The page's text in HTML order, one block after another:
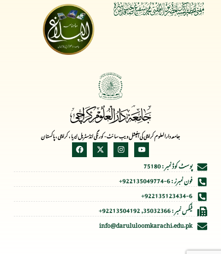
جامعہ دارالعلوم کراچی کی آفیشل ویب سائٹ- کورنگی انڈسٹریل ایریا ، کراچی ، پاکستان
پوسٹ کوڈ نمبر : 75180
فون نمبرز : 6-922135049774+
922135123434-6+
فیکس نمبر : 35032366, 92213504192+
info@darululoomkarachi.edu.pk